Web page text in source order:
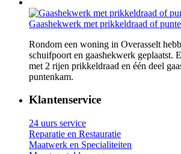
Gaashekwerk met prikkeldraad of
Rondom een woning in Overasselt
schuifpoort en gaashekwerk geplaatst.
met 2 rijen prikkeldraad en één deel
puntenkam.
Klantenservice
24 uurs service
Reparatie en Restauratie
Maatwerk en Specialiteiten